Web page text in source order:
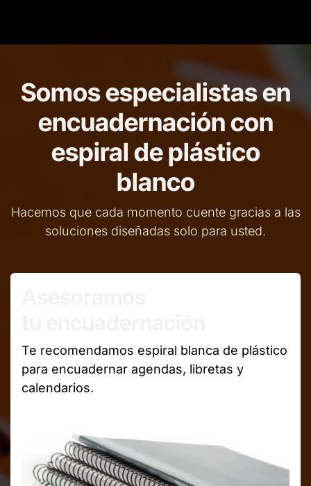
Somos especialistas en
encuadernación con
espiral de plástico
blanco
Hacemos que cada momento cuente gracias a las
soluciones diseñadas solo para usted.
Te recomendamos espiral blanca de plástico
para encuadernar agendas, libretas y
calendarios.